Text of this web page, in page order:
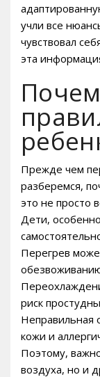
учли все
чувствовал
эта
Прежде чем
разберемся,
это не просто
Дети,
Перегрев
риск
Неправильная
кожи и
Поэтому,
воздуха, но и